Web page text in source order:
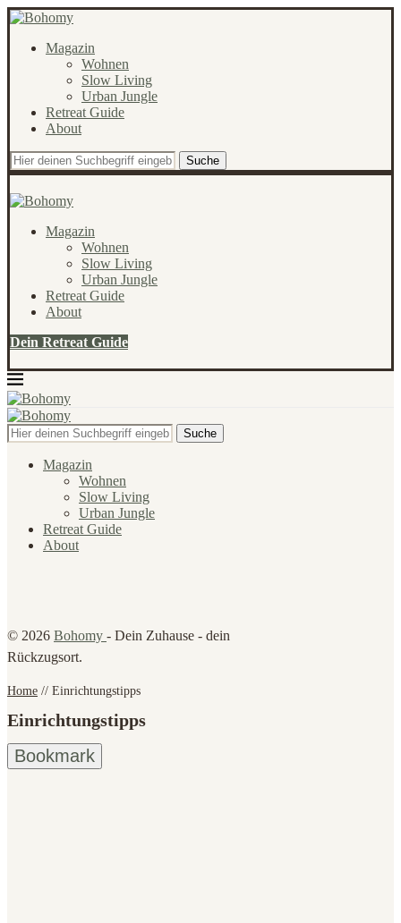
Magazin
Wohnen
Slow Living
Urban Jungle
Retreat Guide
About
Suche
Magazin
Wohnen
Slow Living
Urban Jungle
Retreat Guide
About
Dein Retreat Guide
Suche
Magazin
Wohnen
Slow Living
Urban Jungle
Retreat Guide
About
© 2026 Bohomy - Dein Zuhause - dein
Rückzugsort.
Home // Einrichtungstipps
Einrichtungstipps
Bookmark